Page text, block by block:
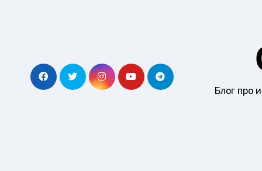
Блог про